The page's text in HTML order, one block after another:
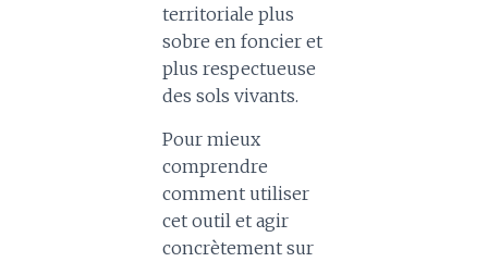
territoriale plus
sobre en foncier et
plus respectueuse
des sols vivants.
Pour mieux
comprendre
comment utiliser
cet outil et agir
concrètement sur